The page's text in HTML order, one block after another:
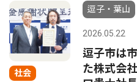
社会
逗子・葉山
2026.05.22
逗子市は
た株式会